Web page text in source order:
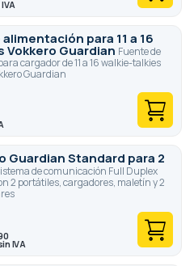
para 11 a 16
Vokkero Guardian Fuente de
cargador de 11 a 16 walkie-talkies
Guardian
Guardian Standard para 2
de comunicación Full Duplex
2 portátiles, cargadores, maletín y 2